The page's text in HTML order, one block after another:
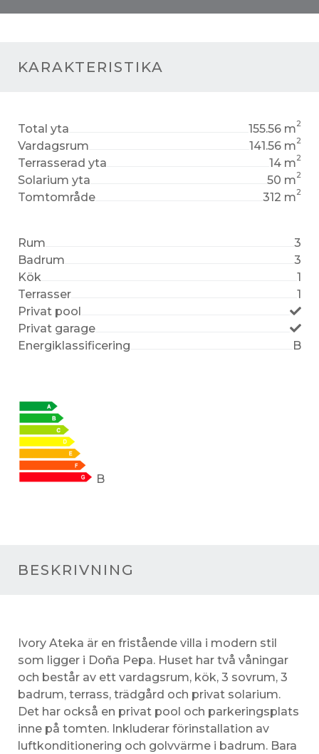
KARAKTERISTIKA
Total yta 155.56 m2
Vardagsrum 141.56 m2
Terrasserad yta 14 m2
Solarium yta 50 m2
Tomtområde 312 m2
Rum
3
Badrum
3
Kök
1
Terrasser
1
Privat pool
Privat garage
Energiklassificering
B
B
BESKRIVNING
Ivory Ateka är en fristående villa i modern stil
som ligger i Doña Pepa. Huset har två våningar
och består av ett vardagsrum, kök, 3 sovrum, 3
badrum, terrass, trädgård och privat solarium.
Det har också en privat pool och parkeringsplats
inne på tomten. Inkluderar förinstallation av
luftkonditionering och golvvärme i badrum. Bara